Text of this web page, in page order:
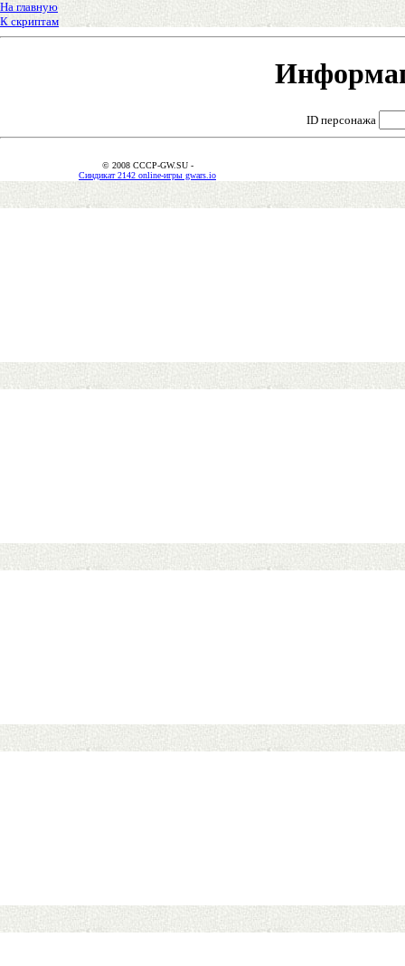
На главную
К скриптам
ID персонажа
© 2008 CCCP-GW.SU -
Синдикат 2142 online-игры gwars.io